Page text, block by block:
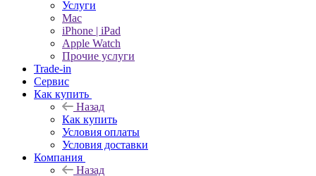
Услуги
Mac
iPhone | iPad
Apple Watch
Прочие услуги
Trade-in
Сервис
Как купить
Назад
Как купить
Условия оплаты
Условия доставки
Компания
Назад